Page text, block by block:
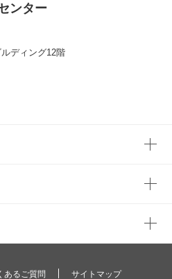
ンター
ルディング12階
あるご質問 サイトマップ